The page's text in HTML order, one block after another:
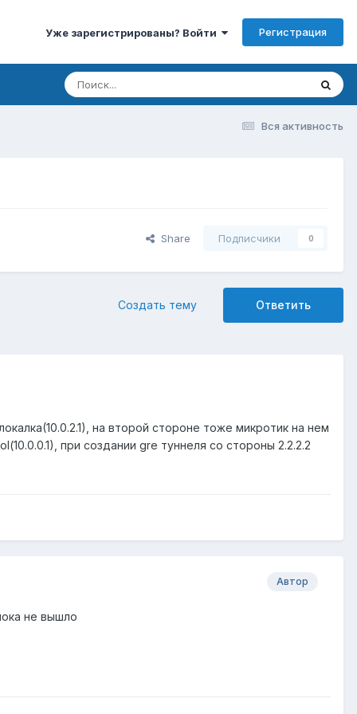
Уже зарегистрированы? Войти Регистрация
Вся активность
Share Подписчики 0
Ответить
Создать тему
на второй стороне тоже микротик на нем
при создании gre туннеля со стороны 2.2.2.2
Автор
не вышло